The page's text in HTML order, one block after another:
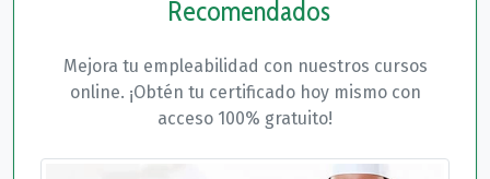
Recomendados
Mejora tu empleabilidad con nuestros cursos
online. ¡Obtén tu certificado hoy mismo con
acceso 100% gratuito!